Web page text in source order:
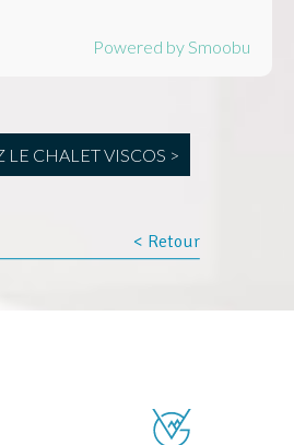
Powered by Smoobu
LE CHALET VISCOS >
< Retour